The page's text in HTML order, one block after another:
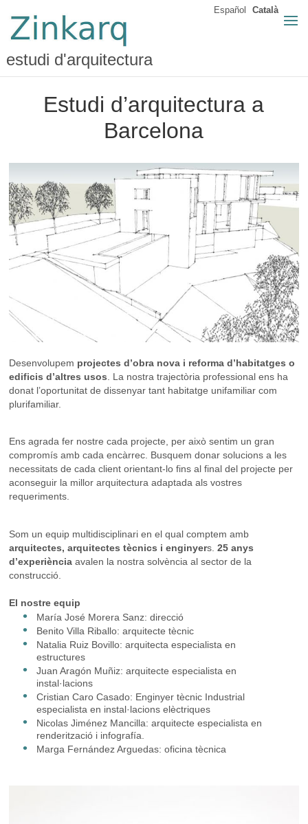
Español Català
estudi d'arquitectura
Estudi d’arquitectura a
Barcelona
Desenvolupem projectes d’obra nova i reforma d’habitatges o
edificis d’altres usos . La nostra trajectòria professional ens ha
donat l’oportunitat de dissenyar tant habitatge unifamiliar com
plurifamiliar.
Ens agrada fer nostre cada projecte, per això sentim un gran
compromís amb cada encàrrec. Busquem donar solucions a les
necessitats de cada client orientant-lo fins al final del projecte per
aconseguir la millor arquitectura adaptada als vostres
requeriments.
Som un equip multidisciplinari en el qual comptem amb
arquitectes, arquitectes tècnics i enginyers. 25 anys
d’experiènciaavalen la nostra solvència al sector de la
construcció.
El nostre equip
María José Morera Sanz: direcció
Benito Villa Riballo: arquitecte tècnic
Natalia Ruiz Bovillo: arquitecta especialista en
estructures
Juan Aragón Muñiz: arquitecte especialista en
instal·lacions
Cristian Caro Casado: Enginyer tècnic Industrial
especialista en instal·lacions elèctriques
Nicolas Jiménez Mancilla: arquitecte especialista en
renderització i infografía.
Marga Fernández Arguedas: oficina tècnica